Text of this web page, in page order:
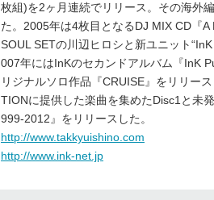
枚組)を2ヶ月連続でリリース。その海外
た。2005年は4枚目となるDJ MIX CD『
SOUL SETの川辺ヒロシと新ユニット
007年にはInKのセカンドアルバム『InK
リジナルソロ作品『CRUISE』をリリー
TIONに提供した楽曲を集めたDisc1と未
999-2012』をリリースした。
http://www.takkyuishino.com
http://www.ink-net.jp